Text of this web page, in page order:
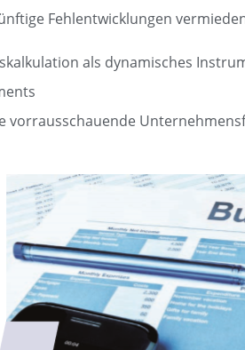
Fehlentwicklungen
als dynamisches
vorrausschauende